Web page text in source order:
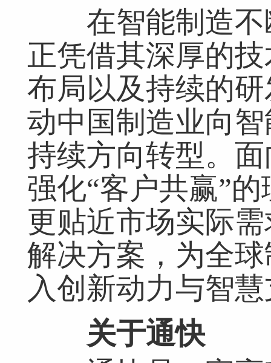
在智能制造不
正凭借其深厚的
布局以及持续的
动中国制造业向
持续方向转型。
强化“客户共赢”
更贴近市场实际
解决方案，为全
入创新动力与智
关于通快